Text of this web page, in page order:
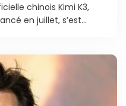
chinois Kimi K3,
en juillet, s’est...